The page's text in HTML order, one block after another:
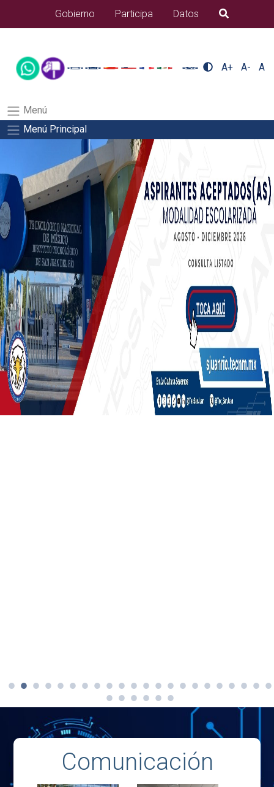
alumnos/residenciasSalida del comando:
Gobierno Participa Datos B�squeda
A+ A- A
Menú
Menú Principal
Comunicación